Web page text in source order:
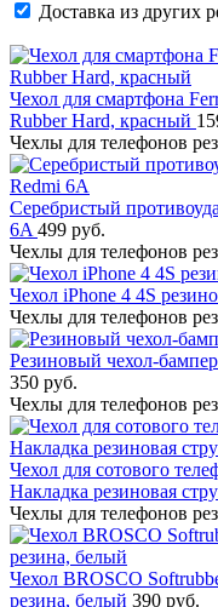
Доставка из других
Чехол для смартфона
Rubber Hard, красный
Чехлы для телефонов
Серебристый
6A 499 руб.
Чехлы для телефонов
Чехол iPhone 4 4S
Чехлы для телефонов
Резиновый чехол-
350 руб.
Чехлы для телефонов
Чехол для сотового
Накладка резиновая
Чехлы для телефонов
Чехол BROSCO
резина, белый 390 руб.